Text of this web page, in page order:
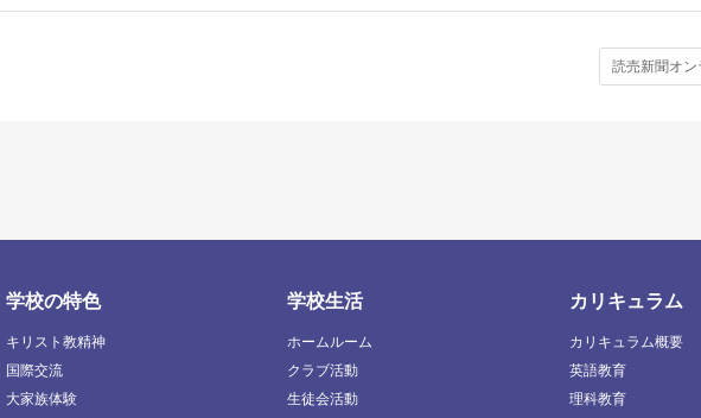
学校の特色
キリスト教精神
国際交流
大家族体験
学校生活
ホームルーム
クラブ活動
生徒会活動
カリキュラム
カリキュラム概要
英語教育
理科教育